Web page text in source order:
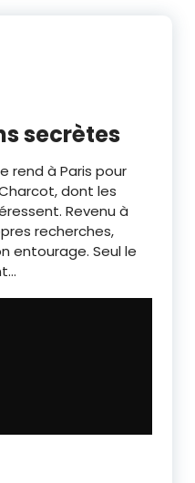
secrètes
rend à Paris pour
dont les
Revenu à
recherches,
entourage. Seul le